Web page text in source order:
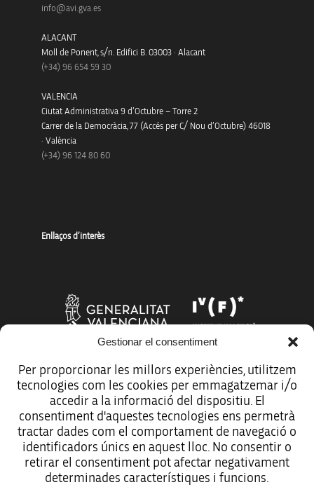
Gestionar el consentiment
Per proporcionar les millors experiències, utilitzem
tecnologies com les cookies per emmagatzemar i/o
accedir a la informació del dispositiu. El
consentiment d'aquestes tecnologies ens permetrà
tractar dades com el comportament de navegació o
identificadors únics en aquest lloc. No consentir o
retirar el consentiment pot afectar negativament
determinades característiques i funcions.
info@avi.gva.es
ALACANT
Moll de Ponent, s/n. Edifici B. 03003 · Alacant
(+34) 96 654 59 30
VALENCIA
Ciutat Administrativa 9 d’Octubre – Torre 2
Carrer de la Democràcia, 77 (Accés per C/ Nou d’Octubre) 46018
· València
(+34) 96 124 80 60
Enllaços d’interès
Més organismes de suport a la innovació
Avís legal